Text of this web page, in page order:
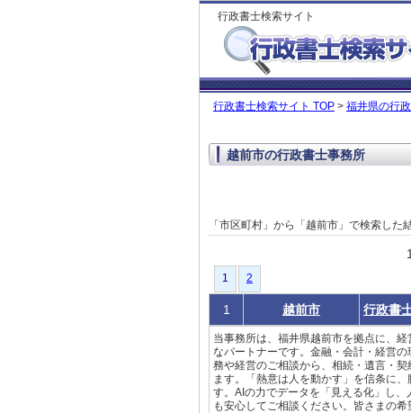
行政書士検索サイト
行政書士検索サイト TOP > 福井県の行
越前市の行政書士事務所
「市区町村」から「越前市」で検索した
1
1 2
1 越前市 行政書
当事務所は、福井県越前市を拠点に、
なパートナーです。金融・会計・経営
務や経営のご相談から、相続・遺言・
ます。「熱意は人を動かす」を信条に
す。AIの力でデータを「見える化」し
も安心してご相談ください。皆さまの